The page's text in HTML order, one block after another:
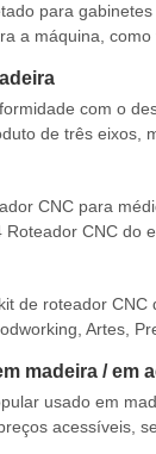
para
a máquina, como
com o
de três eixos,
CNC para
CNC do
de roteador
Artes,
madeira / em
usado em
acessíveis,